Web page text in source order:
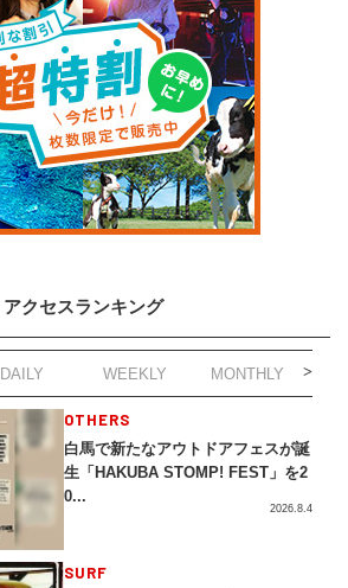
アクセスランキング
DAILY WEEKLY MONTHLY
OTHERS
白馬で新たなアウトドアフェスが誕
生「HAKUBA STOMP! FEST」を2
0...
2026.8.4
SURF